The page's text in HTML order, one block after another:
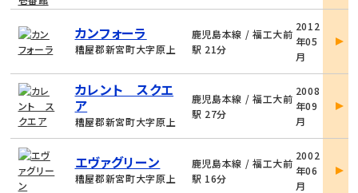
カンフォーラ
糟屋郡新宮町大字原上
鹿児島本線 / 福工大前
駅 21分
2012
年05
月
詳
カレント スクエ
ア
糟屋郡新宮町大字原上
鹿児島本線 / 福工大前
駅 27分
2008
年09
月
詳
エヴァグリーン
糟屋郡新宮町大字原上
鹿児島本線 / 福工大前
駅 16分
2002
年06
月
詳